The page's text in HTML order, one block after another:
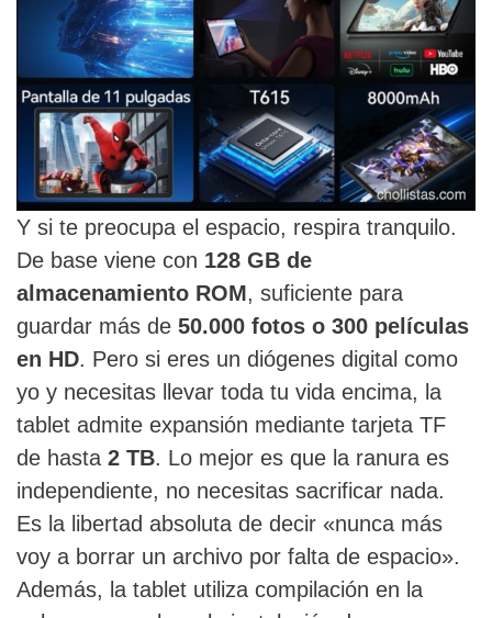
Y si te preocupa el espacio, respira tranquilo.
De base viene con 128 GB de
almacenamiento ROM, suficiente para
guardar más de 50.000 fotos o 300 películas
en HD. Pero si eres un diógenes digital como
yo y necesitas llevar toda tu vida encima, la
tablet admite expansión mediante tarjeta TF
de hasta 2 TB. Lo mejor es que la ranura es
independiente, no necesitas sacrificar nada.
Es la libertad absoluta de decir «nunca más
voy a borrar un archivo por falta de espacio».
Además, la tablet utiliza compilación en la